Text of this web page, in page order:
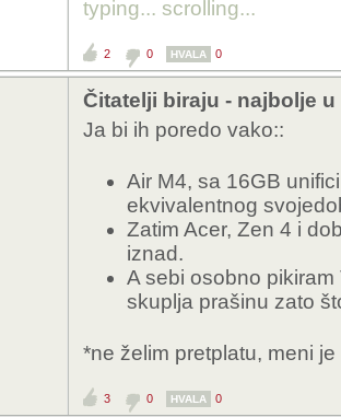
typing... scrolling...
2 0 HVALA 0
Čitatelji biraju - najbolje
Ja bi ih poredo vako::
Air M4, sa 16GB
ekvivalentnog
Zatim Acer, Zen 4 i
iznad.
A sebi osobno
skuplja prašinu zato
*ne želim pretplatu, meni
3 0 HVALA 0